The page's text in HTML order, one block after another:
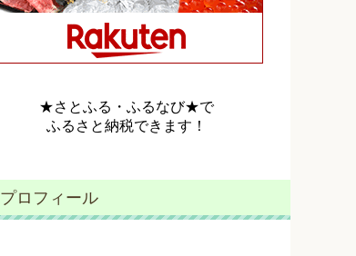
★さとふる・ふるなび★で
ふるさと納税できます！
プロフィール